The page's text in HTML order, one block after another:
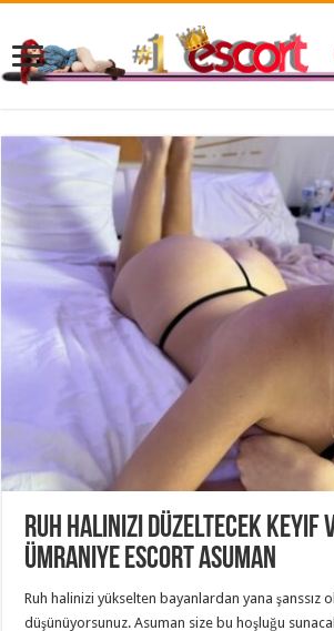
Ruh Halinizi Düzeltecek Keyif
Ümraniye Escort Asuman
Ruh halinizi yükselten bayanlardan yana şanssız
düşünüyorsunuz. Asuman size bu hoşluğu